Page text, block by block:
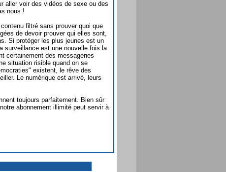
aller voir des vidéos de sexe ou des
nous !
filtré sans prouver quoi que
de devoir prouver qui elles sont,
Si protéger les plus jeunes est un
surveillance est une nouvelle fois la
certainement des messageries
situation risible quand on se
existent, le rêve des
Le numérique est arrivé, leurs
toujours parfaitement. Bien sûr
abonnement illimité peut servir à